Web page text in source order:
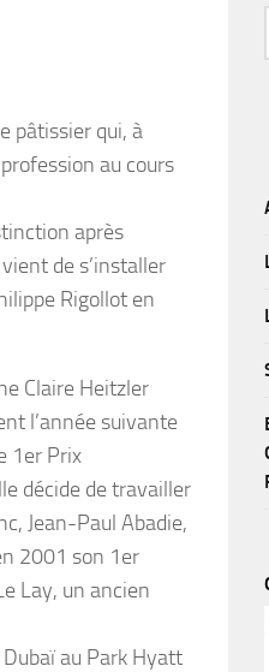
pâtissier qui, à
au cours
après
de s’installer
Rigollot en
Claire Heitzler
l’année suivante
1er Prix
décide de travailler
Jean-Paul Abadie,
2001 son 1er
Lay, un ancien
au Park Hyatt